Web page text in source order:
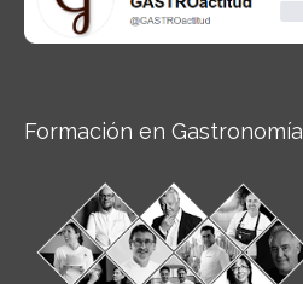
Formación en Gastronomía